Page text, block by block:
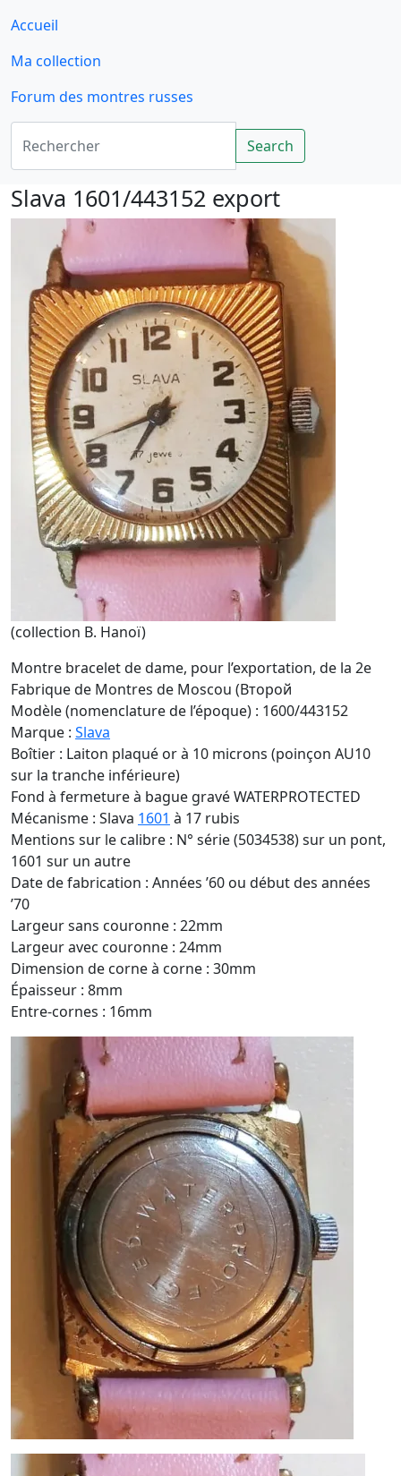
Accueil
Ma collection
Forum des montres russes
Rechercher
Search
Slava 1601/443152 export
(collection B. Hanoï)
Montre bracelet de dame, pour l’exportation, de la 2e
Fabrique de Montres de Moscou (Второй
Modèle (nomenclature de l’époque) : 1600/443152
Marque : Slava
Boîtier : Laiton plaqué or à 10 microns (poinçon AU10
sur la tranche inférieure)
Fond à fermeture à bague gravé WATERPROTECTED
Mécanisme : Slava 1601 à 17 rubis
Mentions sur le calibre : N° série (5034538) sur un pont,
1601 sur un autre
Date de fabrication : Années ’60 ou début des années
’70
Largeur sans couronne : 22mm
Largeur avec couronne : 24mm
Dimension de corne à corne : 30mm
Épaisseur : 8mm
Entre-cornes : 16mm